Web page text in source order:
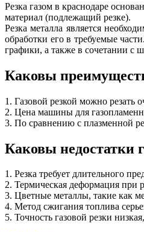
Резка газом в краснодаре
материал (подлежащий резке).
Резка металла является
обработки его в требуемые
графики, а также в сочетании с
Каковы
1. Газовой резкой можно
2. Цена машины для
3. По сравнению с плазменной
Каковы недостатки
1. Резка требует длительного
2. Термическая деформация при
3. Цветные металлы, такие как
4. Метод сжигания топлива
5. Точность газовой резки